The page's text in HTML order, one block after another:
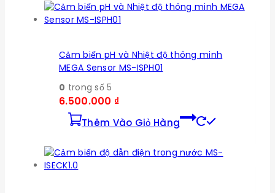
Cảm biến pH và Nhiệt độ thông minh
MEGA Sensor MS-ISPH01
0 trong số 5
6.500.000 ₫
Thêm Vào Giỏ Hàng